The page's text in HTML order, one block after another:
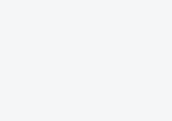
webbplats.
webbplats.